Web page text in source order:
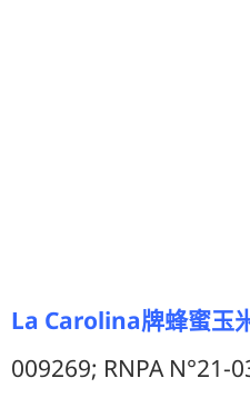
La Carolina牌蜂蜜玉
009269; RNPA N°21-